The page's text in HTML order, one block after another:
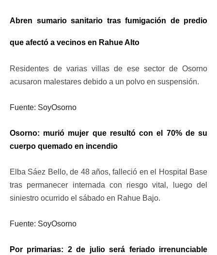
Abren sumario sanitario tras fumigación de predio
que afectó a vecinos en Rahue Alto
Residentes de varias villas de ese sector de Osorno
acusaron malestares debido a un polvo en suspensión.
Fuente: SoyOsorno
Osorno: murió mujer que resultó con el 70% de su
cuerpo quemado en incendio
Elba Sáez Bello, de 48 años, falleció en el Hospital Base
tras permanecer internada con riesgo vital, luego del
siniestro ocurrido el sábado en Rahue Bajo.
Fuente: SoyOsorno
Por primarias: 2 de julio será feriado irrenunciable